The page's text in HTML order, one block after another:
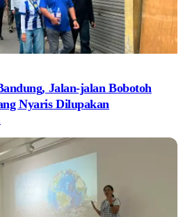
Jalan-jalan Bobotoh
Nyaris Dilupakan